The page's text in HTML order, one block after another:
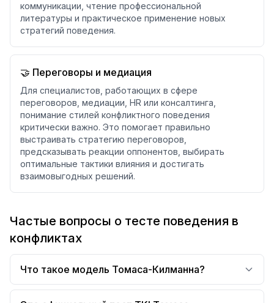
коммуникации, чтение профессиональной
литературы и практическое применение новых
стратегий поведения.
🤝 Переговоры и медиация
Для специалистов, работающих в сфере
переговоров, медиации, HR или консалтинга,
понимание стилей конфликтного поведения
критически важно. Это помогает правильно
выстраивать стратегию переговоров,
предсказывать реакции оппонентов, выбирать
оптимальные тактики влияния и достигать
взаимовыгодных решений.
Частые вопросы о тесте поведения в
конфликтах
Что такое модель Томаса-Килманна?